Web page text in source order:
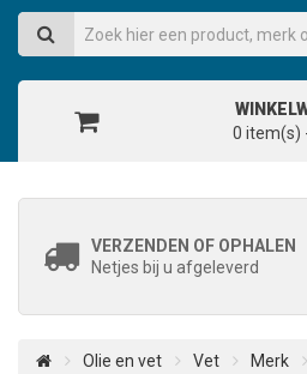
0 item(s)
VERZENDEN OF OPHALEN
Netjes bij u afgeleverd
Olie en vet Vet Merk